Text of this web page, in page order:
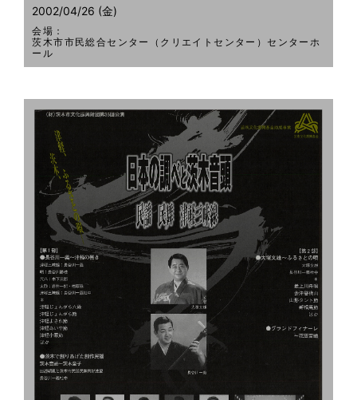
2002/04/26 (金)
会場：
茨木市市民総合センター（クリエイトセンター）センターホ
ール